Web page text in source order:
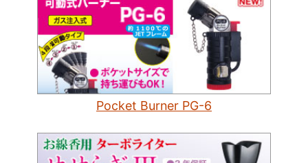
Pocket Burner PG-6